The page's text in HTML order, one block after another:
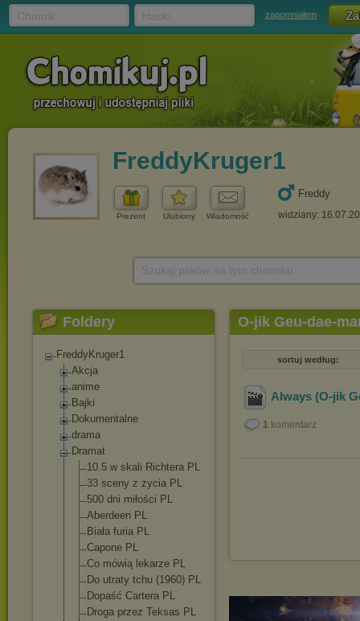
zapomniałem
FreddyKruger1
Prezent Ulubiony Wiadomość
Freddy
widziany:
Foldery
FreddyKruger1
Akcja
anime
Bajki
Dokumentalne
drama
Dramat
10.5 w skali Richtera PL
33 sceny z życia PL
500 dni miłości PL
Aberdeen PL
Biała furia PL
Capone PL
Co mówią lekarze PL
Do utraty tchu (1960) PL
Dopaść Cartera PL
Droga przez Teksas PL
O-jik Geu-dae-
sortuj według:
Always (O-jik
1 komentarz